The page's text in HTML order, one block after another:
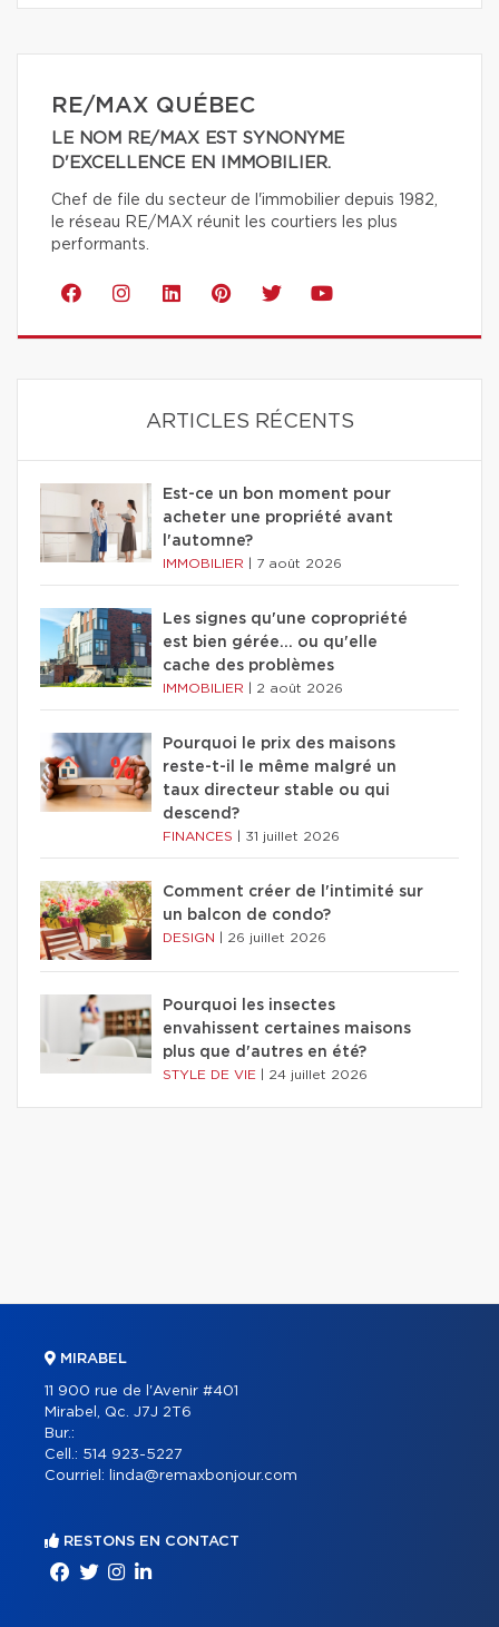
RE/MAX QUÉBEC
LE NOM RE/MAX EST SYNONYME
D'EXCELLENCE EN IMMOBILIER.
Chef de file du secteur de l'immobilier depuis 1982,
le réseau RE/MAX réunit les courtiers les plus
performants.
ARTICLES RÉCENTS
Est-ce un bon moment pour
acheter une propriété avant
l'automne?
IMMOBILIER 7 août 2026
Les signes qu'une copropriété
est bien gérée… ou qu'elle
cache des problèmes
IMMOBILIER 2 août 2026
Pourquoi le prix des maisons
reste-t-il le même malgré un
taux directeur stable ou qui
descend?
FINANCES 31 juillet 2026
Comment créer de l'intimité sur
un balcon de condo?
DESIGN 26 juillet 2026
Pourquoi les insectes
envahissent certaines maisons
plus que d'autres en été?
STYLE DE VIE 24 juillet 2026
MIRABEL
11 900 rue de l'Avenir #401
Mirabel, Qc. J7J 2T6
Bur.:
Cell.: 514 923-5227
Courriel:
linda@remaxbonjour.com
RESTONS EN CONTACT